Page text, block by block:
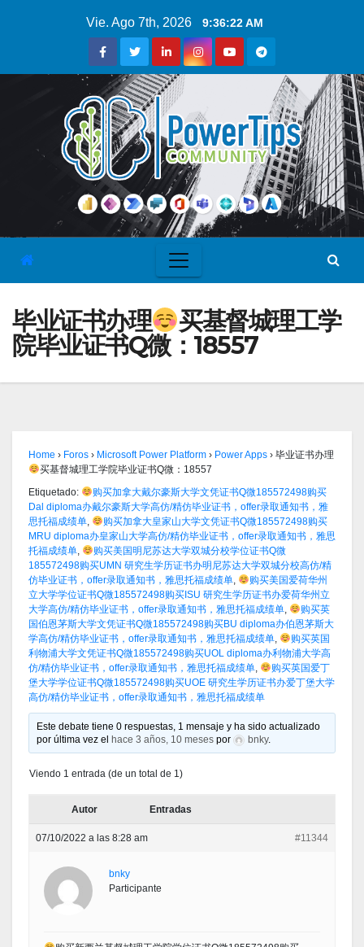
Vie. Ago 7th, 2026 9:36:23 AM
毕业证书办理
买基督城理工学
院毕业证书Q微：18557
Home › Foros › Microsoft Power Platform › Power Apps › 毕业证书办理
买基督城理工学院毕业证书Q微：18557
Etiquetado:
购买加拿大戴尔豪斯大学文凭证书Q微185572498购买
Dal diploma办戴尔豪斯大学高仿/精仿毕业证书，offer录取通知书，雅
思托福成绩单,
购买加拿大皇家山大学文凭证书Q微185572498购买
MRU diploma办皇家山大学高仿/精仿毕业证书，offer录取通知书，雅思
托福成绩单,
购买美国明尼苏达大学双城分校学位证书Q微
185572498购买UMN 研究生学历证书办明尼苏达大学双城分校高仿/精
仿毕业证书，offer录取通知书，雅思托福成绩单,
购买美国爱荷华州
立大学学位证书Q微185572498购买ISU 研究生学历证书办爱荷华州立
大学高仿/精仿毕业证书，offer录取通知书，雅思托福成绩单,
购买英
国伯恩茅斯大学文凭证书Q微185572498购买BU diploma办伯恩茅斯大
学高仿/精仿毕业证书，offer录取通知书，雅思托福成绩单,
购买英国
利物浦大学文凭证书Q微185572498购买UOL diploma办利物浦大学高
仿/精仿毕业证书，offer录取通知书，雅思托福成绩单,
购买英国爱丁
堡大学学位证书Q微185572498购买UOE 研究生学历证书办爱丁堡大学
高仿/精仿毕业证书，offer录取通知书，雅思托福成绩单
Este debate tiene 0 respuestas, 1 mensaje y ha sido actualizado
por última vez el
hace 3 años, 10 meses por bnky.
Viendo 1 entrada (de un total de 1)
Autor Entradas
07/10/2022 a las 8:28 am #11344
bnky
Participante